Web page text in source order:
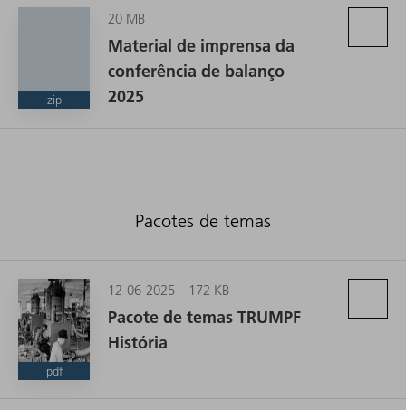
zip
20 MB
Material de imprensa da
conferência de balanço
2025
Pacotes de temas
pdf
12-06-2025 172 KB
Pacote de temas TRUMPF
História